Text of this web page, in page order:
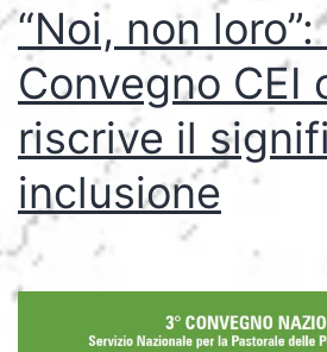
“Noi, non loro”:
Convegno CEI
riscrive il
inclusione